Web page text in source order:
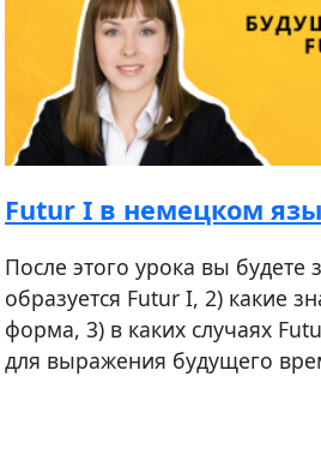
Futur I в немецком
После этого урока вы будете
образуется Futur I, 2) какие
форма, 3) в каких случаях
для выражения будущего